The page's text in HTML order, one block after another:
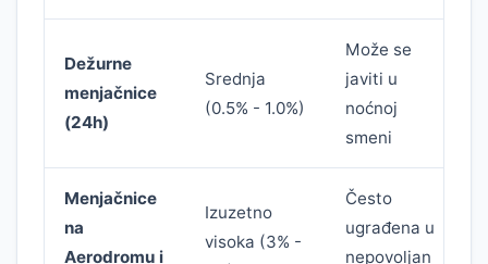
Dežurne
menjačnice
(24h)
Srednja
(0.5% - 1.0%)
Može se
javiti u
noćnoj
smeni
Menjačnice
na
Aerodromu i
Izuzetno
visoka (3% -
Često
ugrađena u
nepovoljan